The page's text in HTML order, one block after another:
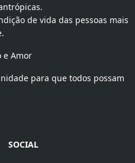
de vida das pessoas mais
e Amor
para que todos possam
SOCIAL